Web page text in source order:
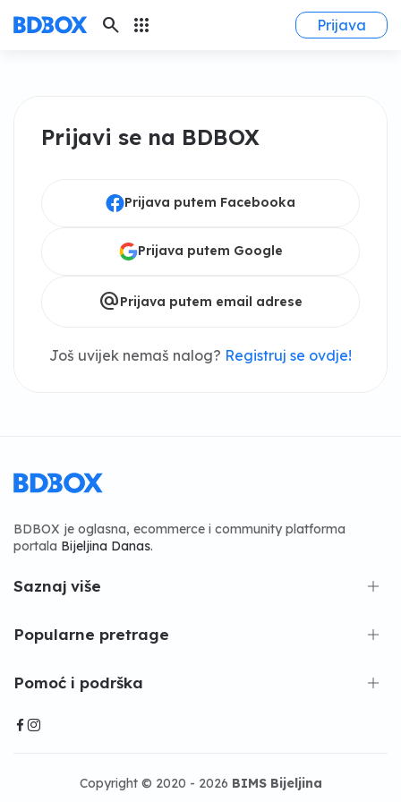
search apps Prijava
Prijavi se na BDBOX
Prijava putem Facebooka
Prijava putem Google
alternate_emailPrijava putem email adrese
Još uvijek nemaš nalog? Registruj se ovdje!
BDBOX je oglasna, ecommerce i community platforma
portala Bijeljina Danas.
Saznaj više
Popularne pretrage
Pomoć i podrška
Copyright © 2020 - 2026 BIMS Bijeljina